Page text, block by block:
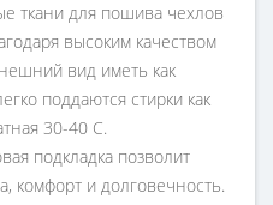
ткани для пошива чехлов
высоким качеством
вид иметь как
поддаются стирки как
30-40 С.
подкладка позволит
комфорт и долговечность.